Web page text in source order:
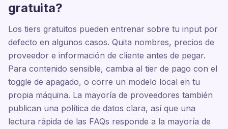
gratuita?
Los tiers gratuitos pueden entrenar sobre tu input por
defecto en algunos casos. Quita nombres, precios de
proveedor e información de cliente antes de pegar.
Para contenido sensible, cambia al tier de pago con el
toggle de apagado, o corre un modelo local en tu
propia máquina. La mayoría de proveedores también
publican una política de datos clara, así que una
lectura rápida de las FAQs responde a la mayoría de